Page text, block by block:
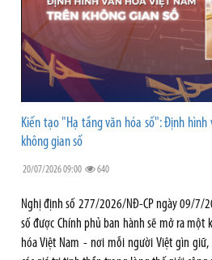
Kiến tạo "Hạ tầng văn hóa số": Định hình
không gian số
20/07/2026 09:00 640
Nghị định số 277/2026/NĐ-CP ngày 09/7/
số được Chính phủ ban hành sẽ mở ra một
hóa Việt Nam - nơi mỗi người Việt gìn